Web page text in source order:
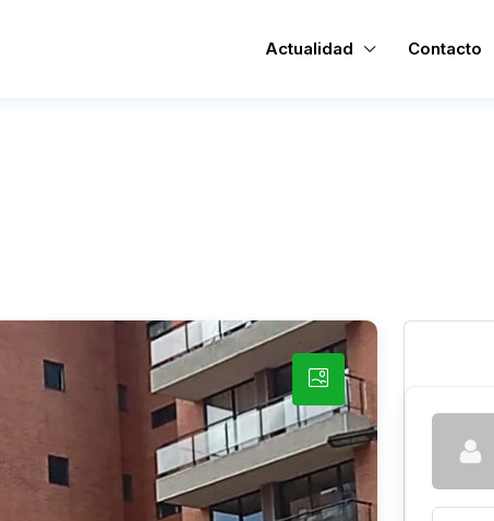
Actualidad Contacto